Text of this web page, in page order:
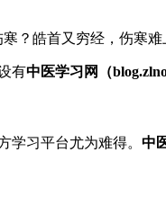
？皓首又穷经，伤寒难
有中医学习网（
习平台尤为难得。 中